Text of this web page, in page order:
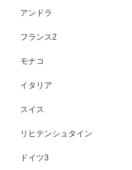
アンドラ
フランス2
モナコ
イタリア
スイス
リヒテンシュタイン
ドイツ3